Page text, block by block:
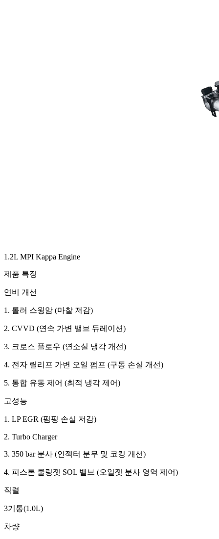
1.2L MPI Kappa Engine
제품 특징
연비 개선
1. 롤러 스윙암 (마찰 저감)
2. CVVD (연속 가변 밸브 듀레이션)
3. 크로스 플로우 (연소실 냉각 개선)
4. 전자 릴리프 가변 오일 펌프 (구동 손실 개선)
5. 통합 유동 제어 (최적 냉각 제어)
고성능
1. LP EGR (펌핑 손실 저감)
2. Turbo Charger
3. 350 bar 분사 (인젝터 분무 및 코킹 개선)
4. 피스톤 쿨링젯 SOL 밸브 (오일젯 분사 영역 제어)
직렬
3기통(1.0L)
차량